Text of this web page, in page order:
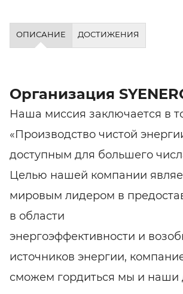
ОПИСАНИЕ ДОСТИЖЕНИЯ
Организация
Наша миссия заключается в
«Производство чистой
доступным для большего
Целью нашей компании
мировым лидером в
в области
энергоэффективности и
источников энергии,
сможем гордиться мы и наши